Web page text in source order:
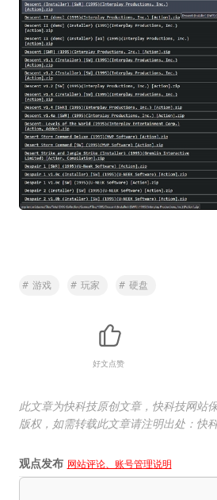
# 游戏 # 玩家 # 硬盘
好文点赞
此文章为快科技原创文章，快科技网站
版权，如需转载此文章请注明出处：快
观点发布 网站评论、账号管理说明